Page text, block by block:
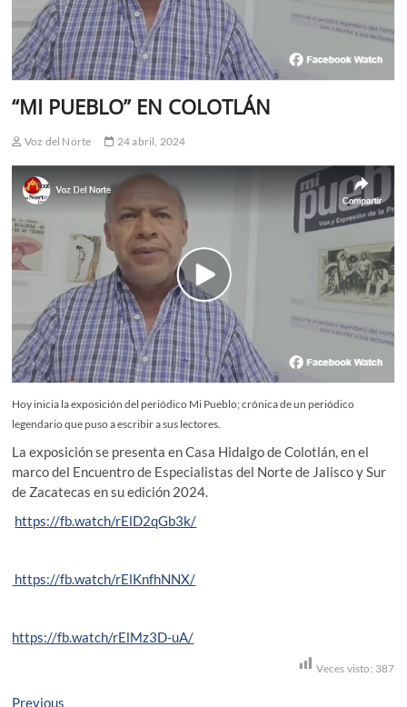
“MI PUEBLO” EN COLOTLÁN
Voz del Norte 24 abril, 2024
Hoy inicia la exposición del periódico Mi Pueblo; crónica de un periódico
legendario que puso a escribir a sus lectores.
La exposición se presenta en Casa Hidalgo de Colotlán, en el
marco del Encuentro de Especialistas del Norte de Jalisco y Sur
de Zacatecas en su edición 2024.
https://fb.watch/rElD2qGb3k/
https://fb.watch/rElKnfhNNX/
https://fb.watch/rElMz3D-uA/
Veces visto: 387
Previous